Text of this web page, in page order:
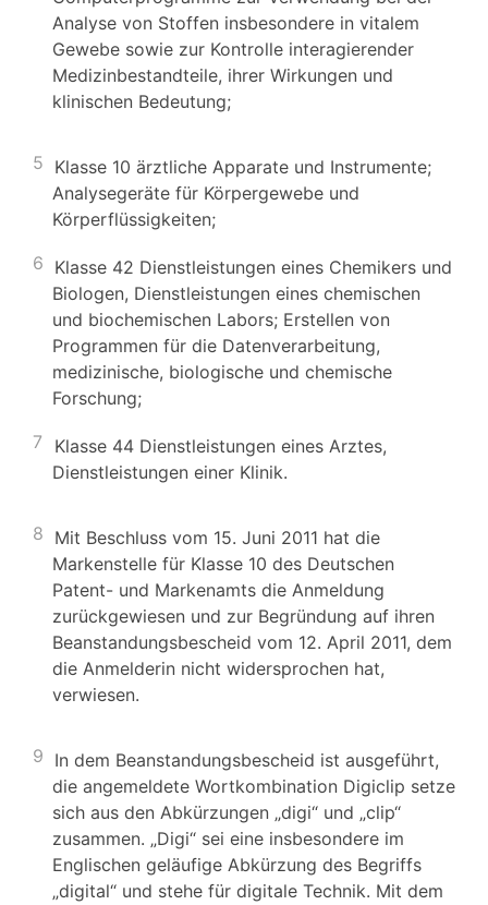
Analyse von Stoffen insbesondere in vitalem
Gewebe sowie zur Kontrolle interagierender
Medizinbestandteile, ihrer Wirkungen und
klinischen Bedeutung;
5 Klasse 10 ärztliche Apparate und Instrumente;
Analysegeräte für Körpergewebe und
Körperflüssigkeiten;
6 Klasse 42 Dienstleistungen eines Chemikers und
Biologen, Dienstleistungen eines chemischen
und biochemischen Labors; Erstellen von
Programmen für die Datenverarbeitung,
medizinische, biologische und chemische
Forschung;
7
Klasse 44 Dienstleistungen eines Arztes,
Dienstleistungen einer Klinik.
8 Mit Beschluss vom 15. Juni 2011 hat die
Markenstelle für Klasse 10 des Deutschen
Patent- und Markenamts die Anmeldung
zurückgewiesen und zur Begründung auf ihren
Beanstandungsbescheid vom 12. April 2011, dem
die Anmelderin nicht widersprochen hat,
verwiesen.
9 In dem Beanstandungsbescheid ist ausgeführt,
die angemeldete Wortkombination Digiclip setze
sich aus den Abkürzungen „digi“ und „clip“
zusammen. „Digi“ sei eine insbesondere im
Englischen geläufige Abkürzung des Begriffs
„digital“ und stehe für digitale Technik. Mit dem